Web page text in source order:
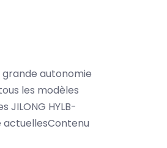
autonomie
les modèles
HYLB-
actuellesContenu